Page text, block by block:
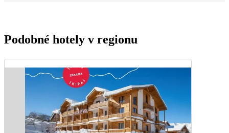
Podobné hotely v regionu